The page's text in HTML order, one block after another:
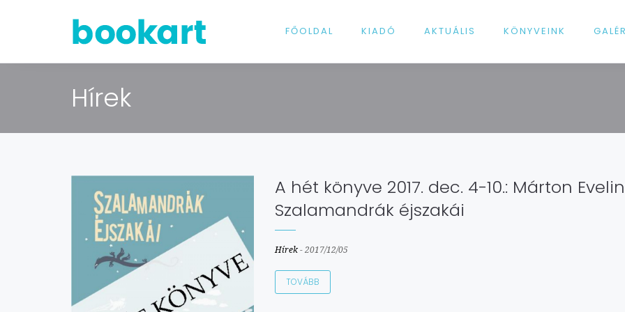
FŐOLDAL KIADÓ AKTUÁLIS KÖNYVEINK
Hírek
A hét könyve 2017. dec. 4-10.: Márton
Szalamandrák éjszakái
Hírek -2017/12/05
TOVÁBB